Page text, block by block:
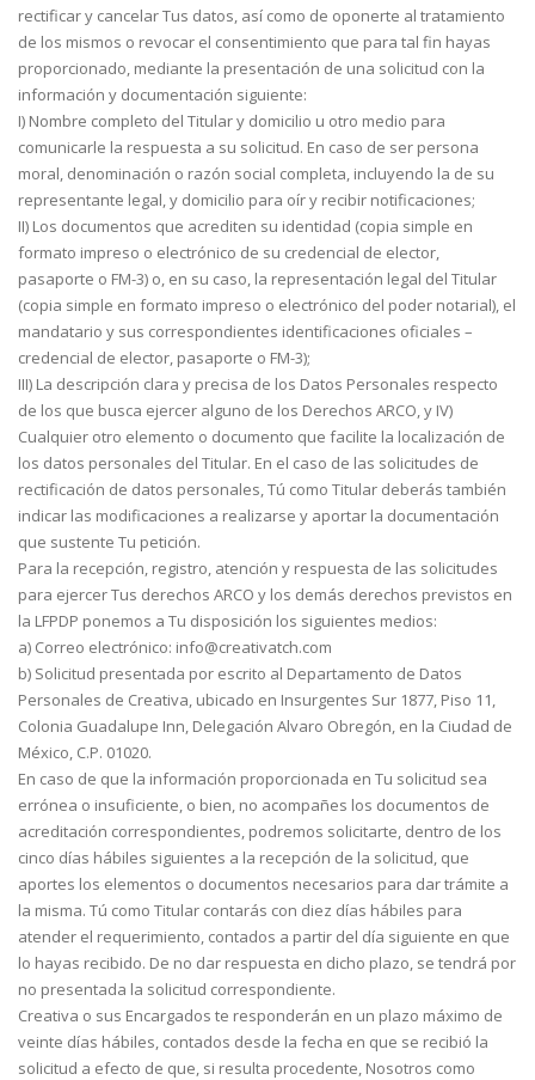
rectificar y cancelar Tus datos, así como de oponerte al tratamiento
de los mismos o revocar el consentimiento que para tal fin hayas
proporcionado, mediante la presentación de una solicitud con la
información y documentación siguiente:
I) Nombre completo del Titular y domicilio u otro medio para
comunicarle la respuesta a su solicitud. En caso de ser persona
moral, denominación o razón social completa, incluyendo la de su
representante legal, y domicilio para oír y recibir notificaciones;
II) Los documentos que acrediten su identidad (copia simple en
formato impreso o electrónico de su credencial de elector,
pasaporte o FM-3) o, en su caso, la representación legal del Titular
(copia simple en formato impreso o electrónico del poder notarial), el
mandatario y sus correspondientes identificaciones oficiales –
credencial de elector, pasaporte o FM-3);
III) La descripción clara y precisa de los Datos Personales respecto
de los que busca ejercer alguno de los Derechos ARCO, y IV)
Cualquier otro elemento o documento que facilite la localización de
los datos personales del Titular. En el caso de las solicitudes de
rectificación de datos personales, Tú como Titular deberás también
indicar las modificaciones a realizarse y aportar la documentación
que sustente Tu petición.
Para la recepción, registro, atención y respuesta de las solicitudes
para ejercer Tus derechos ARCO y los demás derechos previstos en
la LFPDP ponemos a Tu disposición los siguientes medios:
a) Correo electrónico: info@creativatch.com
b) Solicitud presentada por escrito al Departamento de Datos
Personales de Creativa, ubicado en Insurgentes Sur 1877, Piso 11,
Colonia Guadalupe Inn, Delegación Alvaro Obregón, en la Ciudad de
México, C.P. 01020.
En caso de que la información proporcionada en Tu solicitud sea
errónea o insuficiente, o bien, no acompañes los documentos de
acreditación correspondientes, podremos solicitarte, dentro de los
cinco días hábiles siguientes a la recepción de la solicitud, que
aportes los elementos o documentos necesarios para dar trámite a
la misma. Tú como Titular contarás con diez días hábiles para
atender el requerimiento, contados a partir del día siguiente en que
lo hayas recibido. De no dar respuesta en dicho plazo, se tendrá por
no presentada la solicitud correspondiente.
Creativa o sus Encargados te responderán en un plazo máximo de
veinte días hábiles, contados desde la fecha en que se recibió la
solicitud a efecto de que, si resulta procedente, Nosotros como